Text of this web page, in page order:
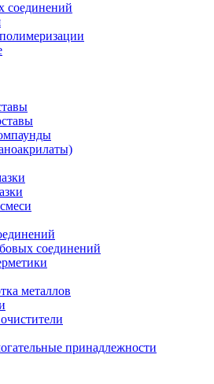
соединений
соединений
металлов
принадлежности